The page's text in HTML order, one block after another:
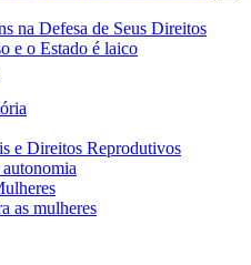
na Defesa de Seus Direitos
e o Estado é laico
e Direitos Reprodutivos
as mulheres